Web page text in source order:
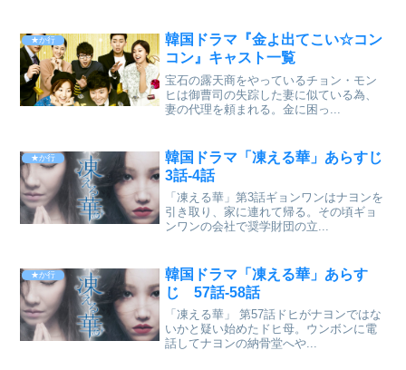
★か行
韓国ドラマ『金よ出てこい☆コン
コン』キャスト一覧
宝石の露天商をやっているチョン・モン
ヒは御曹司の失踪した妻に似ている為、
妻の代理を頼まれる。金に困っ...
★か行
韓国ドラマ「凍える華」あらすじ
3話-4話
「凍える華」第3話ギョンワンはナヨンを
引き取り、家に連れて帰る。その頃ギョ
ンワンの会社で奨学財団の立...
★か行
韓国ドラマ「凍える華」あらす
じ 57話-58話
「凍える華」 第57話ドヒがナヨンではな
いかと疑い始めたドヒ母。ウンボンに電
話してナヨンの納骨堂へや...